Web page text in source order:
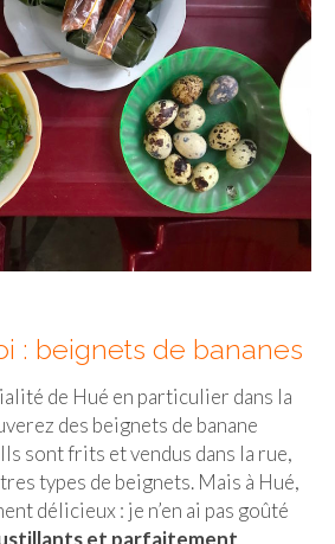
: beignets de bananes
de Hué en particulier dans la
des beignets de banane
sont frits et vendus dans la rue,
types de beignets. Mais à Hué,
délicieux : je n’en ai pas goûté
et parfaitement